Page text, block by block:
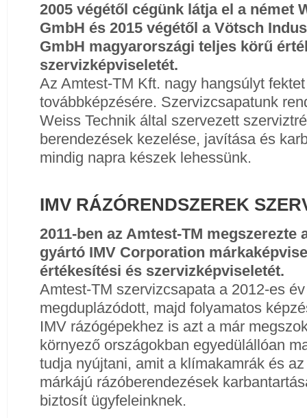
2005 végétől cégünk látja el a német
GmbH és 2015 végétől a Vötsch
GmbH magyarországi teljes körű
szervizképviseletét.
Az Amtest-TM Kft. nagy hangsúlyt
továbbképzésére. Szervizcsapatunk
Weiss Technik által szervezett
berendezések kezelése, javítása és
mindig napra készek lehessünk.
IMV RÁZÓRENDSZEREK
2011-ben az Amtest-TM megszerezte
gyártó IMV Corporation
értékesítési és szervizképviseletét.
Amtest-TM szervizcsapata a 2012-es
megduplázódott, majd folyamatos
IMV rázógépekhez is azt a már
környező országokban egyedülállóan
tudja nyújtani, amit a klímakamrák és
márkájú rázóberendezések
biztosít ügyfeleinknek.